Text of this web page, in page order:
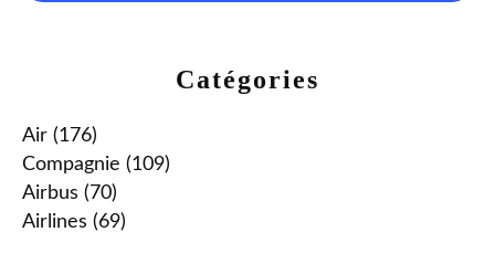
Catégories
Air (176)
Compagnie (109)
Airbus (70)
Airlines (69)